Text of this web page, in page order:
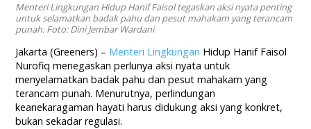
Menteri Lingkungan Hidup Hanif Faisol tegaskan aksi nyata penting
untuk selamatkan badak pahu dan pesut mahakam yang terancam
punah. Foto: Dini Jembar Wardani
Jakarta (Greeners) – Menteri Lingkungan Hidup Hanif Faisol
Nurofiq menegaskan perlunya aksi nyata untuk
menyelamatkan badak pahu dan pesut mahakam yang
terancam punah. Menurutnya, perlindungan
keanekaragaman hayati harus didukung aksi yang konkret,
bukan sekadar regulasi.